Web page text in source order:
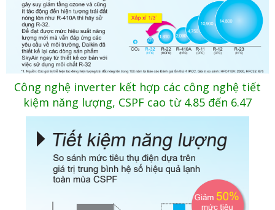
Công nghệ inverter kết hợp các công nghệ tiết
kiệm năng lượng, CSPF cao từ 4.85 đến 6.47